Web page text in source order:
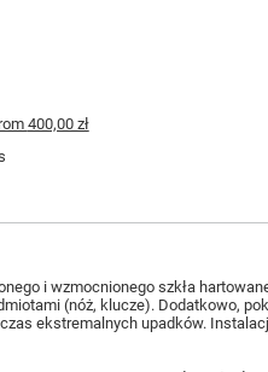
400,00 zł
i wzmocnionego szkła
(nóż, klucze). Dodatkowo,
ekstremalnych upadków.